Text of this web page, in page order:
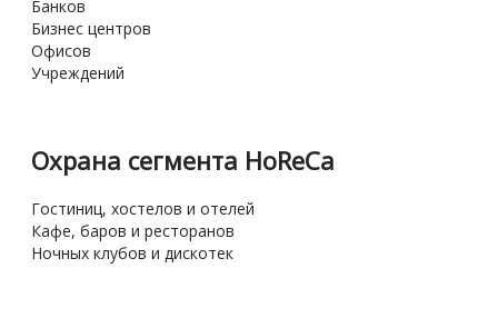
Банков
Бизнес центров
Офисов
Учреждений
Охрана сегмента HoReCa
Гостиниц, хостелов и отелей
Кафе, баров и ресторанов
Ночных клубов и дискотек